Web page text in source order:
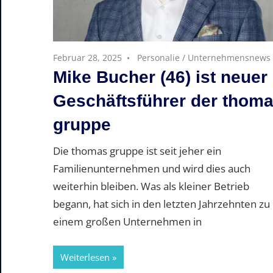
Februar 28, 2025 Personalie / Unternehmensnews
Mike Bucher (46) ist neuer
Geschäftsführer der
gruppe
Die thomas gruppe ist seit jeher ein
Familienunternehmen und wird dies auch
weiterhin bleiben. Was als kleiner Betrieb
begann, hat sich in den letzten Jahrzehnten zu
einem großen Unternehmen in
Weiterlesen